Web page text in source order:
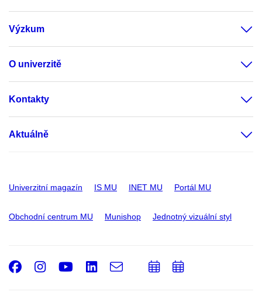
Výzkum
O univerzitě
Kontakty
Aktuálně
Univerzitní magazín IS MU INET MU Portál MU
Obchodní centrum MU Munishop Jednotný vizuální styl
Facebook
Instagram
Youtube
LinkedIn
e-
PřidatPřidat